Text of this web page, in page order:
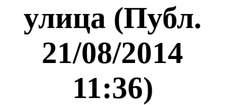
улица (Публ.
21/08/2014
11:36)